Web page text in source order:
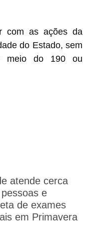
com as ações da
do Estado, sem
meio do 190 ou
atende cerca
e
de exames
em Primavera